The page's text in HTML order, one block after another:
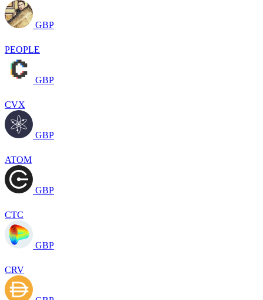
GBP
PEOPLE
GBP
CVX
GBP
ATOM
GBP
CTC
GBP
CRV